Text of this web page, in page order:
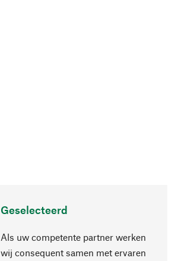
Geselecteerd
Als uw competente partner werken
wij consequent samen met ervaren